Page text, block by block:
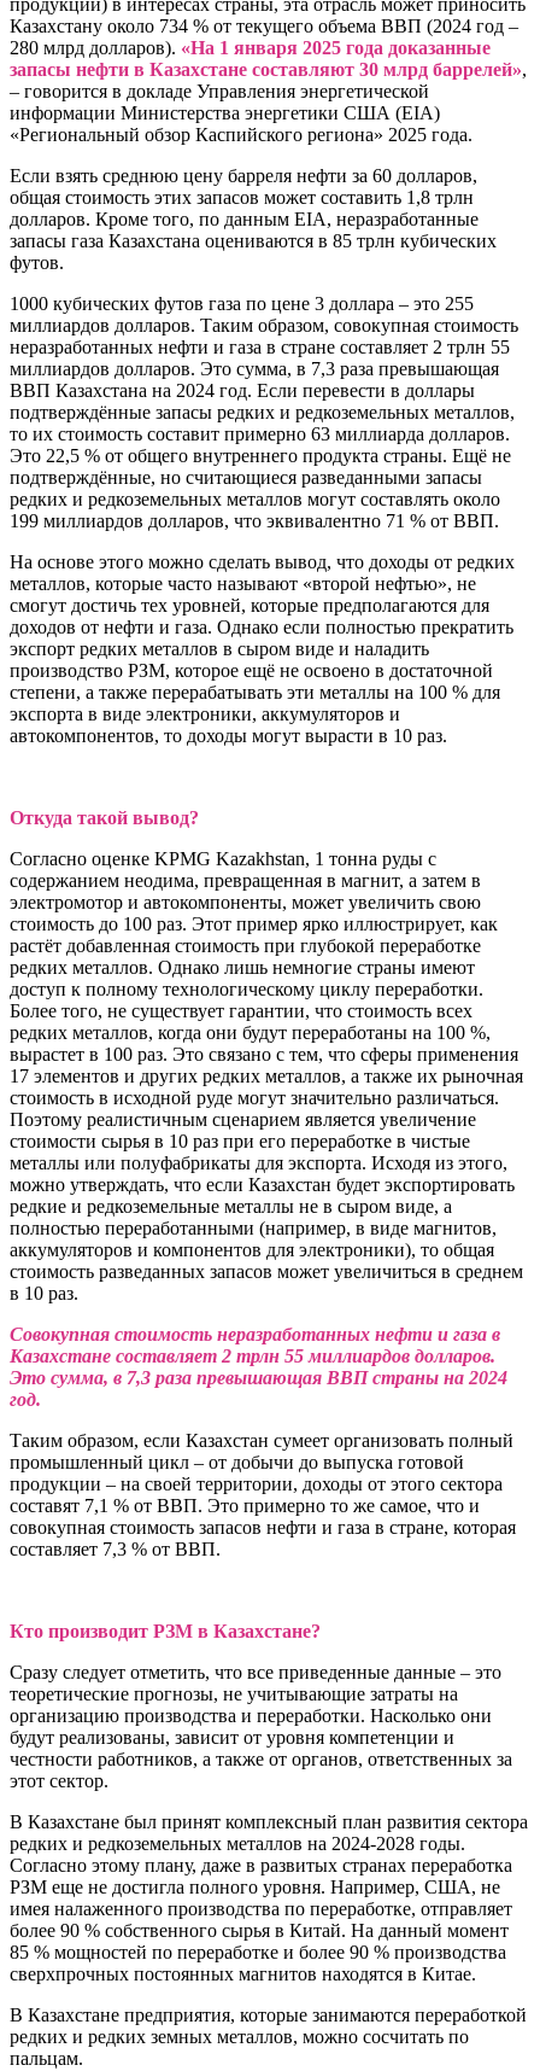
Казахстану около 734 % от текущего объема ВВП (2024 год –
280 млрд долларов). «На 1 января 2025 года доказанные
запасы нефти в Казахстане составляют 30 млрд баррелей»,
– говорится в докладе Управления энергетической
информации Министерства энергетики США (EIA)
«Региональный обзор Каспийского региона» 2025 года.
Если взять среднюю цену барреля нефти за 60 долларов,
общая стоимость этих запасов может составить 1,8 трлн
долларов. Кроме того, по данным EIA, неразработанные
запасы газа Казахстана оцениваются в 85 трлн кубических
футов.
1000 кубических футов газа по цене 3 доллара – это 255
миллиардов долларов. Таким образом, совокупная стоимость
неразработанных нефти и газа в стране составляет 2 трлн 55
миллиардов долларов. Это сумма, в 7,3 раза превышающая
ВВП Казахстана на 2024 год. Если перевести в доллары
подтверждённые запасы редких и редкоземельных металлов,
то их стоимость составит примерно 63 миллиарда долларов.
Это 22,5 % от общего внутреннего продукта страны. Ещё не
подтверждённые, но считающиеся разведанными запасы
редких и редкоземельных металлов могут составлять около
199 миллиардов долларов, что эквивалентно 71 % от ВВП.
На основе этого можно сделать вывод, что доходы от редких
металлов, которые часто называют «второй нефтью», не
смогут достичь тех уровней, которые предполагаются для
доходов от нефти и газа. Однако если полностью прекратить
экспорт редких металлов в сыром виде и наладить
производство РЗМ, которое ещё не освоено в достаточной
степени, а также перерабатывать эти металлы на 100 % для
экспорта в виде электроники, аккумуляторов и
автокомпонентов, то доходы могут вырасти в 10 раз.
Откуда такой вывод?
Согласно оценке KPMG Kazakhstan, 1 тонна руды с
содержанием неодима, превращенная в магнит, а затем в
электромотор и автокомпоненты, может увеличить свою
стоимость до 100 раз. Этот пример ярко иллюстрирует, как
растёт добавленная стоимость при глубокой переработке
редких металлов. Однако лишь немногие страны имеют
доступ к полному технологическому циклу переработки.
Более того, не существует гарантии, что стоимость всех
редких металлов, когда они будут переработаны на 100 %,
вырастет в 100 раз. Это связано с тем, что сферы применения
17 элементов и других редких металлов, а также их рыночная
стоимость в исходной руде могут значительно различаться.
Поэтому реалистичным сценарием является увеличение
стоимости сырья в 10 раз при его переработке в чистые
металлы или полуфабрикаты для экспорта. Исходя из этого,
можно утверждать, что если Казахстан будет экспортировать
редкие и редкоземельные металлы не в сыром виде, а
полностью переработанными (например, в виде магнитов,
аккумуляторов и компонентов для электроники), то общая
стоимость разведанных запасов может увеличиться в среднем
в 10 раз.
Совокупная стоимость неразработанных нефти и газа в
Казахстане составляет 2 трлн 55 миллиардов долларов.
Это сумма, в 7,3 раза превышающая ВВП страны на 2024
год.
Таким образом, если Казахстан сумеет организовать полный
промышленный цикл – от добычи до выпуска готовой
продукции – на своей территории, доходы от этого сектора
составят 7,1 % от ВВП. Это примерно то же самое, что и
совокупная стоимость запасов нефти и газа в стране, которая
составляет 7,3 % от ВВП.
Кто производит РЗМ в Казахстане?
Сразу следует отметить, что все приведенные данные – это
теоретические прогнозы, не учитывающие затраты на
организацию производства и переработки. Насколько они
будут реализованы, зависит от уровня компетенции и
честности работников, а также от органов, ответственных за
этот сектор.
В Казахстане был принят комплексный план развития сектора
редких и редкоземельных металлов на 2024-2028 годы.
Согласно этому плану, даже в развитых странах переработка
РЗМ еще не достигла полного уровня. Например, США, не
имея налаженного производства по переработке, отправляет
более 90 % собственного сырья в Китай. На данный момент
85 % мощностей по переработке и более 90 % производства
сверхпрочных постоянных магнитов находятся в Китае.
В Казахстане предприятия, которые занимаются переработкой
редких и редких земных металлов, можно сосчитать по
пальцам.